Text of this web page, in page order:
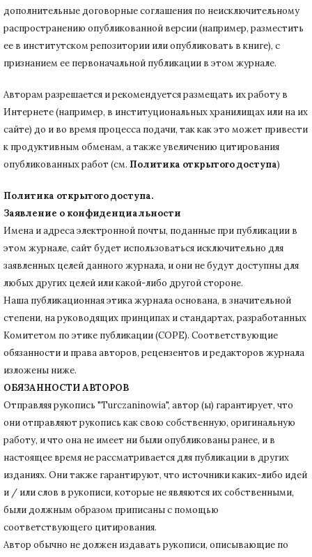
дополнительные договорные соглашения по неисключительному
распространению опубликованной версии (например, разместить
ее в институтском репозитории или опубликовать в книге), с
признанием ее первоначальной публикации в этом журнале.
Авторам разрешается и рекомендуется размещать их работу в
Интернете (например, в институциональных хранилищах или на их
сайте) до и во время процесса подачи, так как это может привести
к продуктивным обменам, а также увеличению цитирования
опубликованных работ (см. Политика открытого доступа)
Политика открытого доступа.
Заявление о конфиденциальности
Имена и адреса электронной почты, поданные при публикации в
этом журнале, сайт будет использоваться исключительно для
заявленных целей данного журнала, и они не будут доступны для
любых других целей или какой-либо другой стороне.
Наша публикационная этика журнала основана, в значительной
степени, на руководящих принципах и стандартах, разработанных
Комитетом по этике публикации (COPE). Соответствующие
обязанности и права авторов, рецензентов и редакторов журнала
изложены ниже.
ОБЯЗАННОСТИ АВТОРОВ
Отправляя рукопись "Turczaninowia", автор (ы) гарантирует, что
они отправляют рукопись как свою собственную, оригинальную
работу, и что она не имеет ни были опубликованы ранее, и в
настоящее время не рассматривается для публикации в других
изданиях. Они также гарантируют, что источники каких-либо идей
и / или слов в рукописи, которые не являются их собственными,
были должным образом приписаны с помощью
соответствующего цитирования.
Автор обычно не должен издавать рукописи, описывающие по